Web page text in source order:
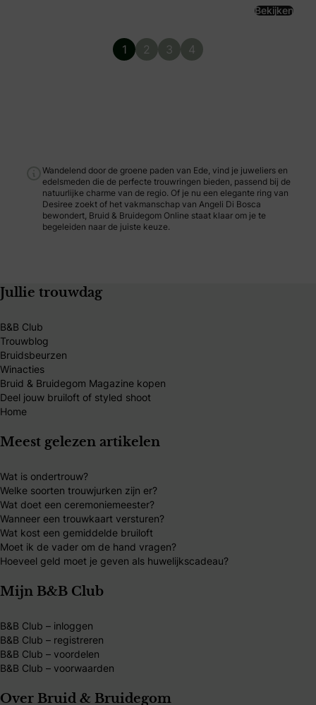
Bekijken
1 2 3 4
Wandelend door de groene paden van Ede, vind je juweliers en
edelsmeden die de perfecte trouwringen bieden, passend bij de
natuurlijke charme van de regio. Of je nu een elegante ring van
Desiree zoekt of het vakmanschap van Angeli Di Bosca
bewondert, Bruid & Bruidegom Online staat klaar om je te
begeleiden naar de juiste keuze.
Jullie trouwdag
B&B Club
Trouwblog
Bruidsbeurzen
Winacties
Bruid & Bruidegom Magazine kopen
Deel jouw bruiloft of styled shoot
Home
Meest gelezen artikelen
Wat is ondertrouw?
Welke soorten trouwjurken zijn er?
Wat doet een ceremoniemeester?
Wanneer een trouwkaart versturen?
Wat kost een gemiddelde bruiloft
Moet ik de vader om de hand vragen?
Hoeveel geld moet je geven als huwelijkscadeau?
Mijn B&B Club
B&B Club – inloggen
B&B Club – registreren
B&B Club – voordelen
B&B Club – voorwaarden
Over Bruid & Bruidegom